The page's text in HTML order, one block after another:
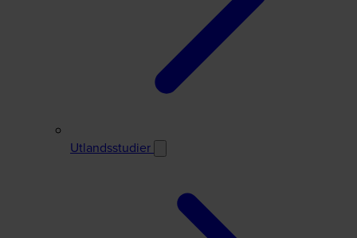
Utlandsstudier